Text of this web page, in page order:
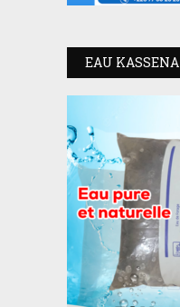
EAU KASSENA